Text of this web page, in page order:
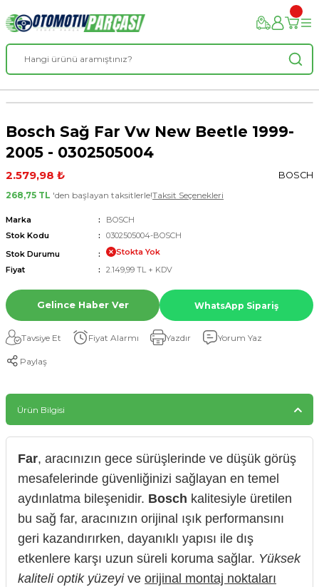
Bosch Sağ Far Vw New Beetle 1999-
2005 - 0302505004
2.579,98 ₺
BOSCH
268,75 TL 'den başlayan taksitlerle!Taksit Seçenekleri
Marka
BOSCH
Stok Kodu
0302505004-BOSCH
Stok Durumu
Stokta Yok
Fiyat
2.149,99 TL + KDV
Gelince Haber Ver WhatsApp Sipariş
Tavsiye Et Fiyat Alarmı Yazdır Yorum Yaz
Paylaş
Ürün Bilgisi
Far, aracınızın gece sürüşlerinde ve düşük görüş
mesafelerinde güvenliğinizi sağlayan en temel
aydınlatma bileşenidir. Bosch kalitesiyle üretilen
bu sağ far, aracınızın orijinal ışık performansını
geri kazandırırken, dayanıklı yapısı ile dış
etkenlere karşı uzun süreli koruma sağlar. Yüksek
kaliteli optik yüzeyive orijinal montaj noktaları